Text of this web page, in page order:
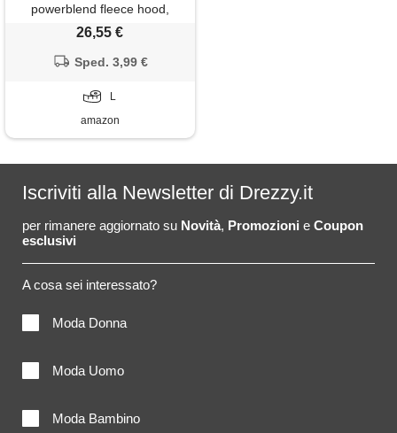
powerblend fleece hood,
26,55 €
Sped. 3,99 €
L
amazon
Iscriviti alla Newsletter di Drezzy.it
per rimanere aggiornato su Novità, Promozioni e Coupon
esclusivi
A cosa sei interessato?
Moda Donna
Moda Uomo
Moda Bambino